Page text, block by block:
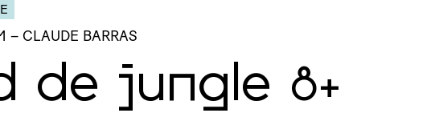
– CLAUDE BARRAS
de jungle 8+